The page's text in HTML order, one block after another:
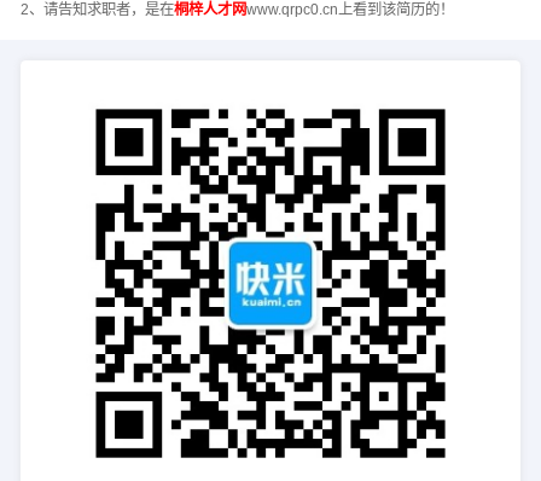
2、请告知求职者，是在桐梓人才网www.qrpc0.cn上看到该简历的！